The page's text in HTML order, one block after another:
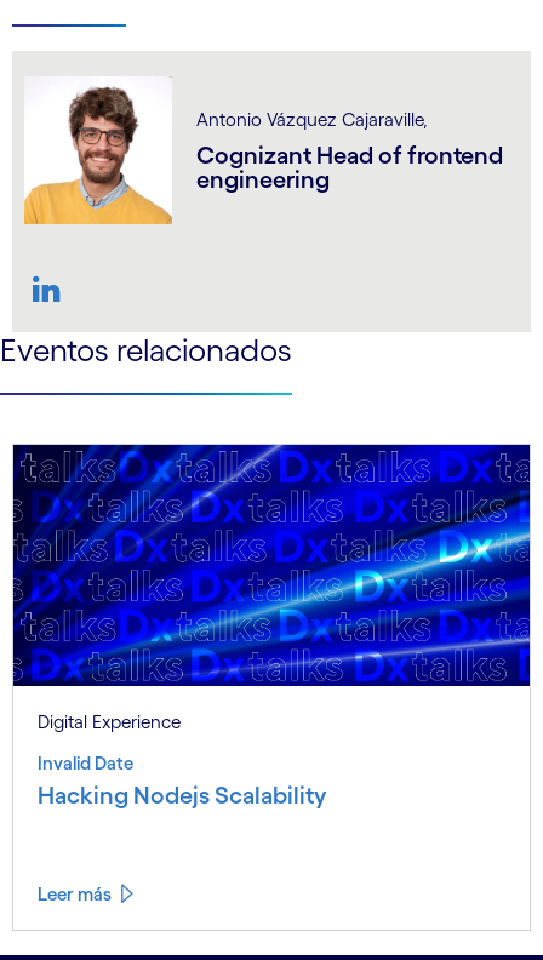
Antonio Vázquez Cajaraville,
Cognizant Head of frontend
engineering
Eventos relacionados
Digital Experience
Invalid Date
Hacking Nodejs Scalability
Leer más